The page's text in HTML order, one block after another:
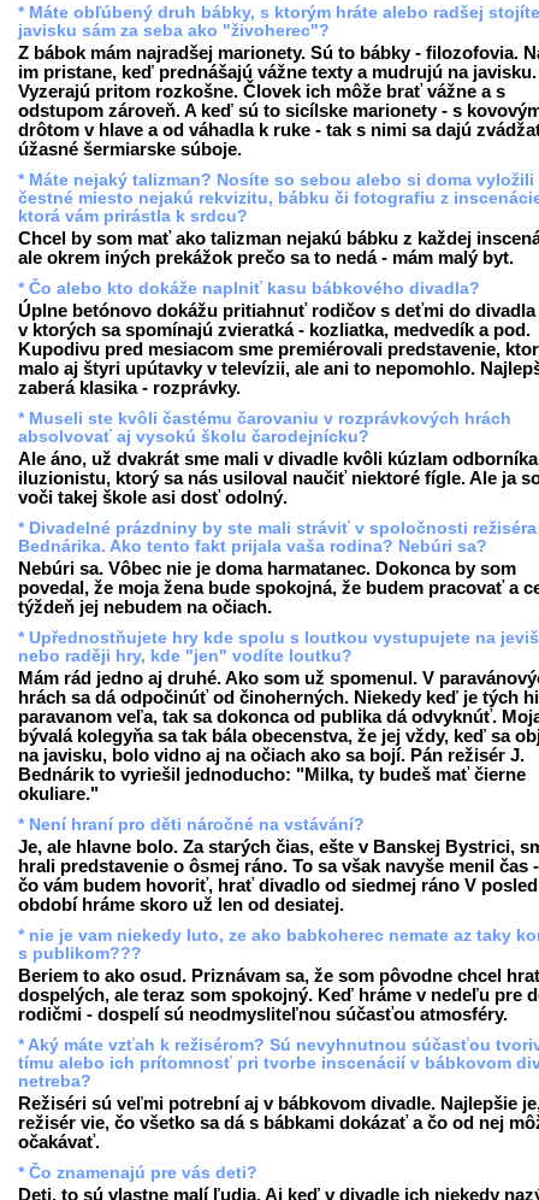
* Máte obľúbený druh bábky, s ktorým hráte alebo radšej
javisku sám za seba ako "živoherec"?
Z bábok mám najradšej marionety. Sú to bábky - filozofovia.
im pristane, keď prednášajú vážne texty a mudrujú na javisku.
Vyzerajú pritom rozkošne. Človek ich môže brať vážne a s
odstupom zároveň. A keď sú to sicílske marionety - s
drôtom v hlave a od váhadla k ruke - tak s nimi sa dajú
úžasné šermiarske súboje.
* Máte nejaký talizman? Nosíte so sebou alebo si doma vyložili
čestné miesto nejakú rekvizitu, bábku či fotografiu z
ktorá vám prirástla k srdcu?
Chcel by som mať ako talizman nejakú bábku z každej
ale okrem iných prekážok prečo sa to nedá - mám malý byt.
* Čo alebo kto dokáže naplniť kasu bábkového divadla?
Úplne betónovo dokážu pritiahnuť rodičov s deťmi do
v ktorých sa spomínajú zvieratká - kozliatka, medvedík a pod.
Kupodivu pred mesiacom sme premiérovali predstavenie,
malo aj štyri upútavky v televízii, ale ani to nepomohlo.
zaberá klasika - rozprávky.
* Museli ste kvôli častému čarovaniu v rozprávkových hrách
absolvovať aj vysokú školu čarodejnícku?
Ale áno, už dvakrát sme mali v divadle kvôli kúzlam odborníka
iluzionistu, ktorý sa nás usiloval naučiť niektoré fígle. Ale ja
voči takej škole asi dosť odolný.
* Divadelné prázdniny by ste mali stráviť v spoločnosti režiséra
Bednárika. Ako tento fakt prijala vaša rodina? Nebúri sa?
Nebúri sa. Vôbec nie je doma harmatanec. Dokonca by som
povedal, že moja žena bude spokojná, že budem pracovať a
týždeň jej nebudem na očiach.
* Upřednostňujete hry kde spolu s loutkou vystupujete na
nebo raději hry, kde "jen" vodíte loutku?
Mám rád jedno aj druhé. Ako som už spomenul. V
hrách sa dá odpočinúť od činoherných. Niekedy keď je tých
paravanom veľa, tak sa dokonca od publika dá odvyknúť.
bývalá kolegyňa sa tak bála obecenstva, že jej vždy, keď sa
na javisku, bolo vidno aj na očiach ako sa bojí. Pán režisér J.
Bednárik to vyriešil jednoducho: "Milka, ty budeš mať čierne
okuliare."
* Není hraní pro děti náročné na vstávání?
Je, ale hlavne bolo. Za starých čias, ešte v Banskej Bystrici,
hrali predstavenie o ôsmej ráno. To sa však navyše menil čas
čo vám budem hovoriť, hrať divadlo od siedmej ráno V
období hráme skoro už len od desiatej.
* nie je vam niekedy luto, ze ako babkoherec nemate az taky
s publikom???
Beriem to ako osud. Priznávam sa, že som pôvodne chcel
dospelých, ale teraz som spokojný. Keď hráme v nedeľu pre
rodičmi - dospelí sú neodmysliteľnou súčasťou atmosféry.
* Aký máte vzťah k režisérom? Sú nevyhnutnou súčasťou
tímu alebo ich prítomnosť pri tvorbe inscenácií v bábkovom
netreba?
Režiséri sú veľmi potrební aj v bábkovom divadle. Najlepšie
režisér vie, čo všetko sa dá s bábkami dokázať a čo od nej
očakávať.
* Čo znamenajú pre vás deti?
Deti, to sú vlastne malí ľudia. Aj keď v divadle ich niekedy